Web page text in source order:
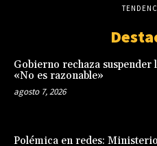
Gobierno rechaza suspender
«No es razonable»
agosto 7, 2026
Polémica en redes: